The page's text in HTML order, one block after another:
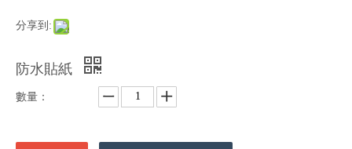
分享到:
防水貼紙
數量：